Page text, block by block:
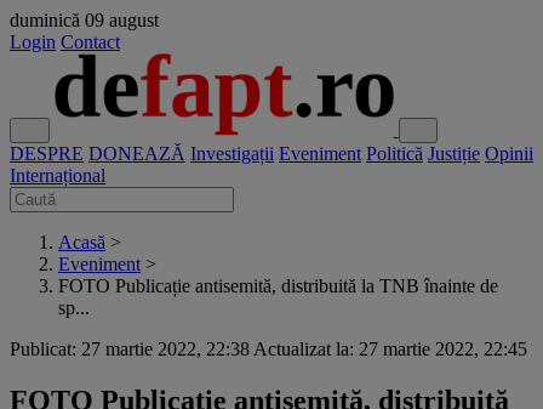
duminică 09 august
Login Contact
DESPRE DONEAZĂ Investigații Eveniment Politică Justiție Opinii
Internațional
Acasă >
Eveniment >
FOTO Publicație antisemită, distribuită la TNB înainte de
sp...
Publicat: 27 martie 2022, 22:38 Actualizat la: 27 martie 2022, 22:45
FOTO Publicație antisemită, distribuită